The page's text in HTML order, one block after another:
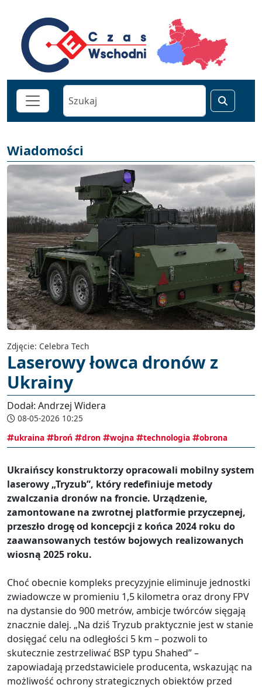
Wiadomości
Zdjęcie: Celebra Tech
Laserowy łowca dronów z
Ukrainy
Dodał: Andrzej Widera
08-05-2026 10:25
ukraina
broń dron wojna technologia obrona
Ukraińscy konstruktorzy opracowali mobilny system
laserowy „Tryzub”, który redefiniuje metody
zwalczania dronów na froncie. Urządzenie,
zamontowane na zwrotnej platformie przyczepnej,
przeszło drogę od koncepcji z końca 2024 roku do
zaawansowanych testów bojowych realizowanych
wiosną 2025 roku.
Choć obecnie kompleks precyzyjnie eliminuje jednostki
zwiadowcze w promieniu 1,5 kilometra oraz drony FPV
na dystansie do 900 metrów, ambicje twórców sięgają
znacznie dalej. „Na dziś Tryzub praktycznie jest w stanie
dosięgać celu na odległości 5 km – pozwoli to
skutecznie zestrzeliwać BSP typu Shahed” –
zapowiadają przedstawiciele producenta, wskazując na
możliwość ochrony strategicznych obiektów przed